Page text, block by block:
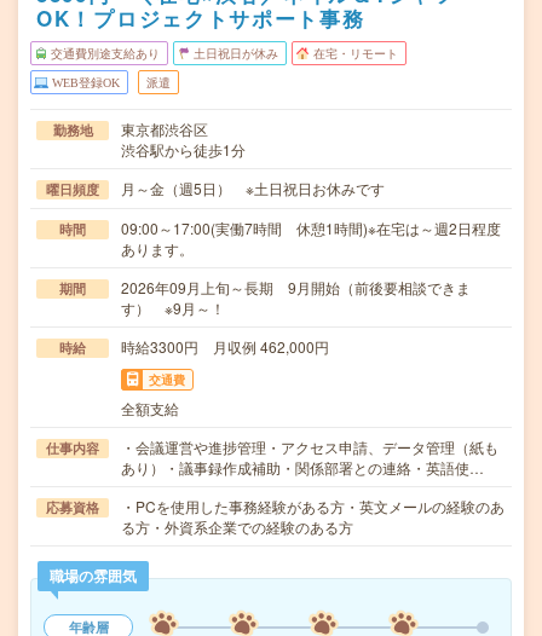
OK！プロジェクトサポート事務
交通費別途支給あり 土日祝日が休み 在宅・リモート
WEB登録OK 派遣
勤務地
東京都渋谷区
渋谷駅から徒歩1分
曜日頻度 月～金（週5日） ※土日祝日お休みです
時間
09:00～17:00(実働7時間 休憩1時間)※在宅は～週2日程度
あります。
期間
2026年09月上旬～長期 9月開始（前後要相談できま
す） ※9月～！
時給 時給3300円 月収例 462,000円
交通費
全額支給
仕事内容
・会議運営や進捗管理・アクセス申請、データ管理（紙も
あり）・議事録作成補助・関係部署との連絡・英語使…
応募資格
・PCを使用した事務経験がある方・英文メールの経験のあ
る方・外資系企業での経験のある方
職場の雰囲気
年齢層